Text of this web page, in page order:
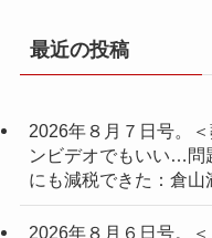
最近の投稿
2026年８月７日号。
ンビデオでもいい…問
にも減税できた：倉山
2026年８月６日号。